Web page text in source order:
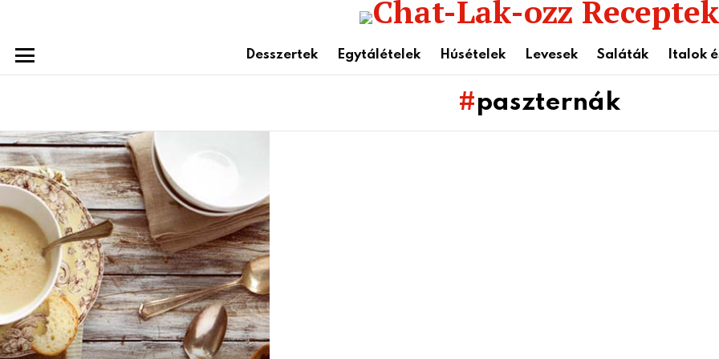
Desszertek Egytálételek Húsételek Levesek Saláták Italok
paszternák
Subterms
Latest
stories